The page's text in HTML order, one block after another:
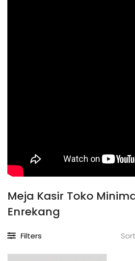
Meja Kasir Toko
Enrekang
Filters